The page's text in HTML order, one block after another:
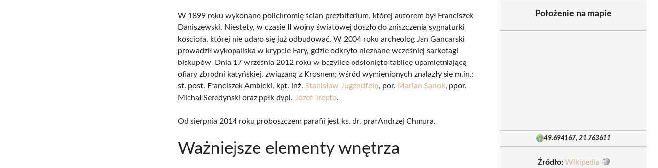
W 1899 roku wykonano polichromię ścian prezbiterium, której autorem był Franciszek
Daniszewski. Niestety, w czasie II wojny światowej doszło do zniszczenia sygnaturki
kościoła, której nie udało się już odbudować. W 2004 roku archeolog Jan Gancarski
prowadził wykopaliska w krypcie Fary, gdzie odkryto nieznane wcześniej sarkofagi
biskupów. Dnia 17 września 2012 roku w bazylice odsłonięto tablicę upamiętniającą
ofiary zbrodni katyńskiej, związaną z Krosnem; wśród wymienionych znalazły się m.in.:
st. post. Franciszek Ambicki, kpt. inż.Stanisław Jugendfein, por. Marian Sanok, ppor.
Michał Seredyński oraz ppłk dypl. Józef Trepto.
Od sierpnia 2014 roku proboszczem parafii jest ks. dr. prał Andrzej Chmura.
Ważniejsze elementy wnętrza
Położenie na mapie
49.694167, 21.763611
Źródło: Wikipedia